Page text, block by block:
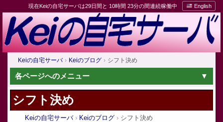
現在Keiの自宅サーバは29日間と 10時間 23分の間連続稼働中 English
Keiの自宅サーバ Keiのブログ シフト決め
各ページへのメニュー
シフト決め
Keiの自宅サーバ Keiのブログ シフト決め